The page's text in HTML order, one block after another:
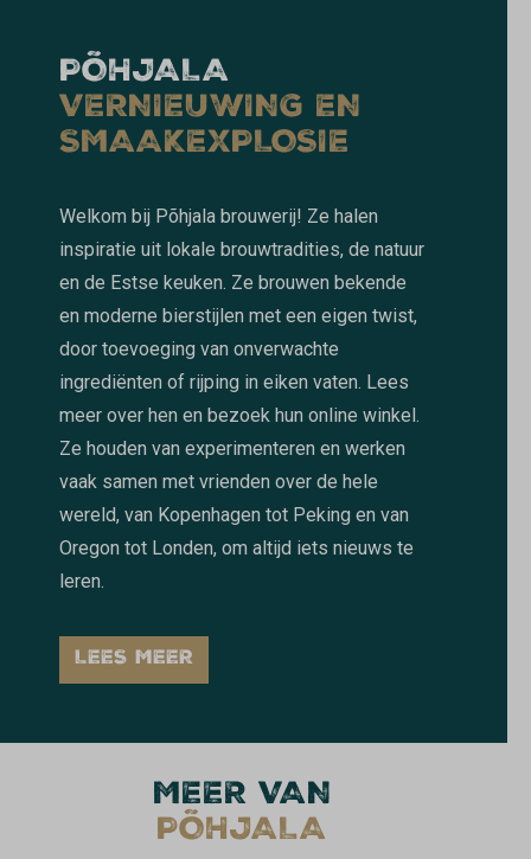
PÕHJALA
VERNIEUWING EN
SMAAKEXPLOSIE
Welkom bij Põhjala brouwerij! Ze halen
inspiratie uit lokale brouwtradities, de natuur
en de Estse keuken. Ze brouwen bekende
en moderne bierstijlen met een eigen twist,
door toevoeging van onverwachte
ingrediënten of rijping in eiken vaten. Lees
meer over hen en bezoek hun online winkel.
Ze houden van experimenteren en werken
vaak samen met vrienden over de hele
wereld, van Kopenhagen tot Peking en van
Oregon tot Londen, om altijd iets nieuws te
leren.
LEES MEER
MEER VAN
PÕHJALA